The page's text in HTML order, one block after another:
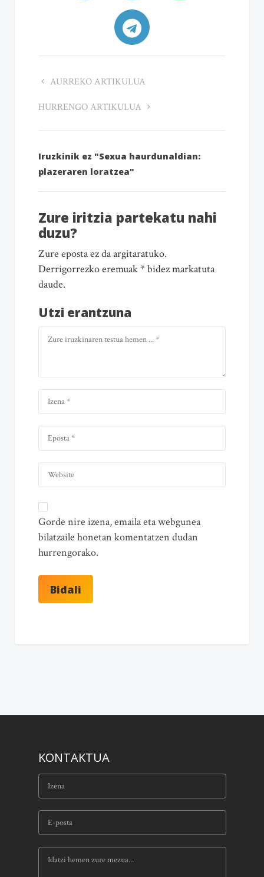
AURREKO ARTIKULUA
HURRENGO ARTIKULUA
Iruzkinik ez "Sexua haurdunaldian:
plazeraren loratzea"
Zure iritzia partekatu nahi
duzu?
Zure eposta ez da argitaratuko.
Derrigorrezko eremuak * bidez markatuta
daude.
Utzi erantzuna
Gorde nire izena, emaila eta webgunea
bilatzaile honetan komentatzen dudan
hurrengorako.
KONTAKTUA